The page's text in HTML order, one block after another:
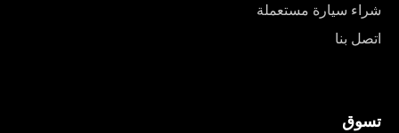
شراء سيارة مستعملة
اتصل بنا
تسوق